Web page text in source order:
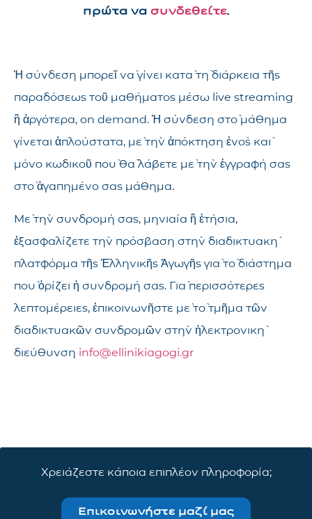
πρώτα να συνδεθείτε.
Ἡ σύνδεση μπορεῖ νὰ γίνει κατὰ τὴ διάρκεια τῆς
παραδόσεως τοῦ μαθήματος μέσω live streaming
ἢ ἀργότερα, on demand. Ἡ σύνδεση στὸ μάθημα
γίνεται ἁπλούστατα, μὲ τὴν ἀπόκτηση ἑνὸς καὶ
μόνο κωδικοῦ ποὺ θὰ λάβετε μὲ τὴν ἐγγραφή σας
στὸ ἀγαπημένο σας μάθημα.
Μὲ τὴν συνδρομή σας, μηνιαία ἢ ἐτήσια,
ἐξασφαλίζετε τὴν πρόσβαση στὴν διαδικτυακὴ
πλατφόρμα τῆς Ἑλληνικῆς Ἀγωγῆς γιὰ τὸ διάστημα
ποὺ ὁρίζει ἡ συνδρομή σας. Γιὰ περισσότερες
λεπτομέρειες, ἐπικοινωνῆστε μὲ τὸ τμῆμα τῶν
διαδικτυακῶν συνδρομῶν στὴν ἠλεκτρονικὴ
διεύθυνση info@ellinikiagogi.gr
Χρειάζεστε κάποια επιπλέον πληροφορία;
Επικοινωνήστε μαζί μας